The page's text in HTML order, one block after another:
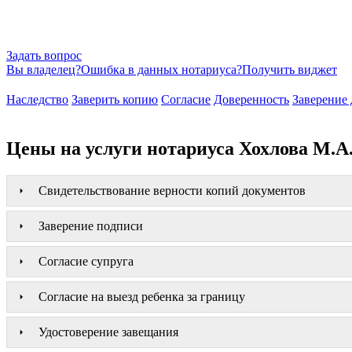
Задать вопрос
Вы владелец?Ошибка в данных нотариуса?Получить виджет
Наследство Заверить копию Согласие Доверенность Заверение
Цены на услуги нотариуса Хохлова М.А.
Свидетельствование верности копий документов
Заверение подписи
Согласие супруга
Согласие на выезд ребенка за границу
Удостоверение завещания